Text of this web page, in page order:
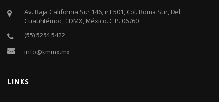
Av. Baja California Sur 146, int 501, Col. Roma Sur, Del.
Cuauhtémoc, CDMX, México. C.P. 06760​
(55) 5264 5422
info@kmmx.mx
LINKS